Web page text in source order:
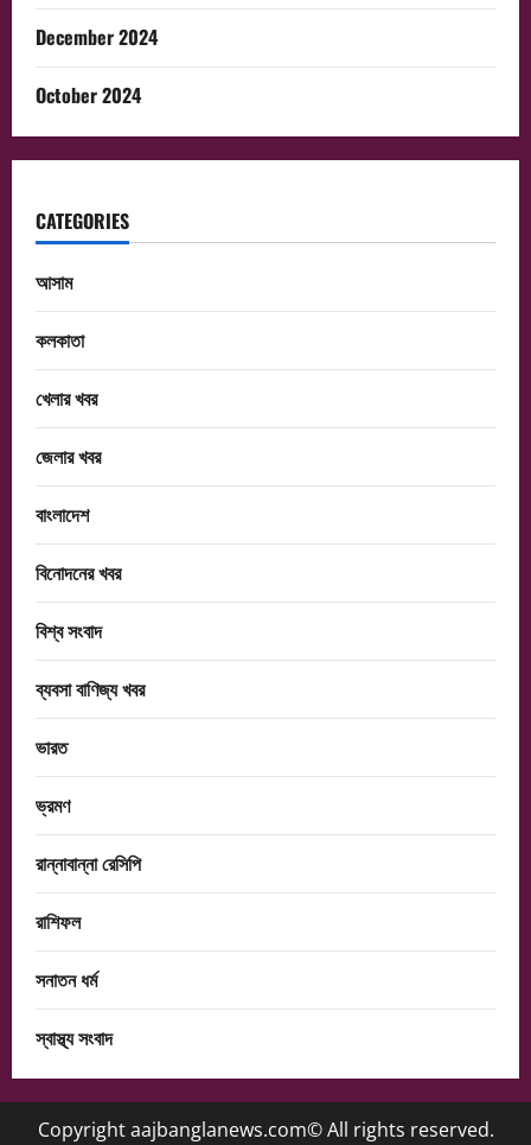
December 2024
October 2024
CATEGORIES
আসাম
কলকাতা
খেলার খবর
জেলার খবর
বাংলাদেশ
বিনোদনের খবর
বিশ্ব সংবাদ
ব্যবসা বাণিজ্য খবর
ভারত
ভ্রমণ
রান্নাবান্না রেসিপি
রাশিফল
সনাতন ধর্ম
স্বাস্থ্য সংবাদ
Copyright aajbanglanews.com© All rights reserved.